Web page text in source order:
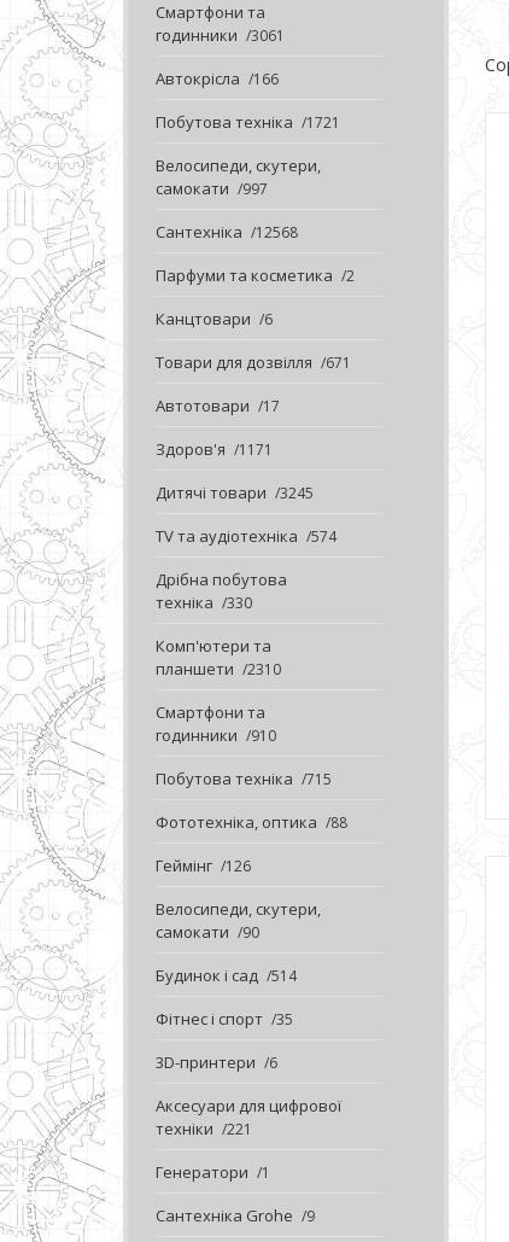
Смартфони та
годинники
3061
Автокрісла 166
Побутова техніка 1721
Велосипеди, скутери,
самокати
997
Сантехніка 12568
Парфуми та косметика 2
Канцтовари 6
Товари для дозвілля 671
Автотовари 17
Здоров'я 1171
Дитячі товари 3245
TV та аудіотехніка 574
Дрібна побутова
техніка
330
Комп'ютери та
планшети
2310
Смартфони та
годинники
910
Побутова техніка 715
Фототехніка, оптика 88
Геймінг 126
Велосипеди, скутери,
самокати
90
Будинок і сад 514
Фітнес і спорт 35
3D-принтери 6
Аксесуари для цифрової
техніки
221
Генератори 1
Сантехніка Grohe 9